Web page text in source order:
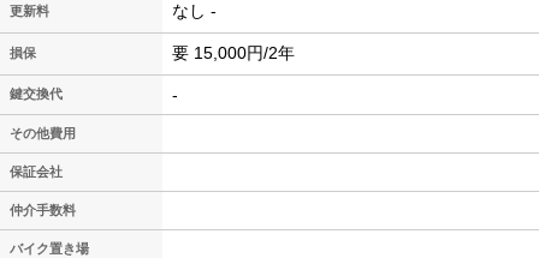
更新料 なし -
損保 要 15,000円/2年
鍵交換代 -
その他費用
保証会社
仲介手数料
バイク置き場